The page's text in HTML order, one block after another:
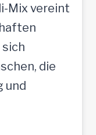
Mix vereint
die
und